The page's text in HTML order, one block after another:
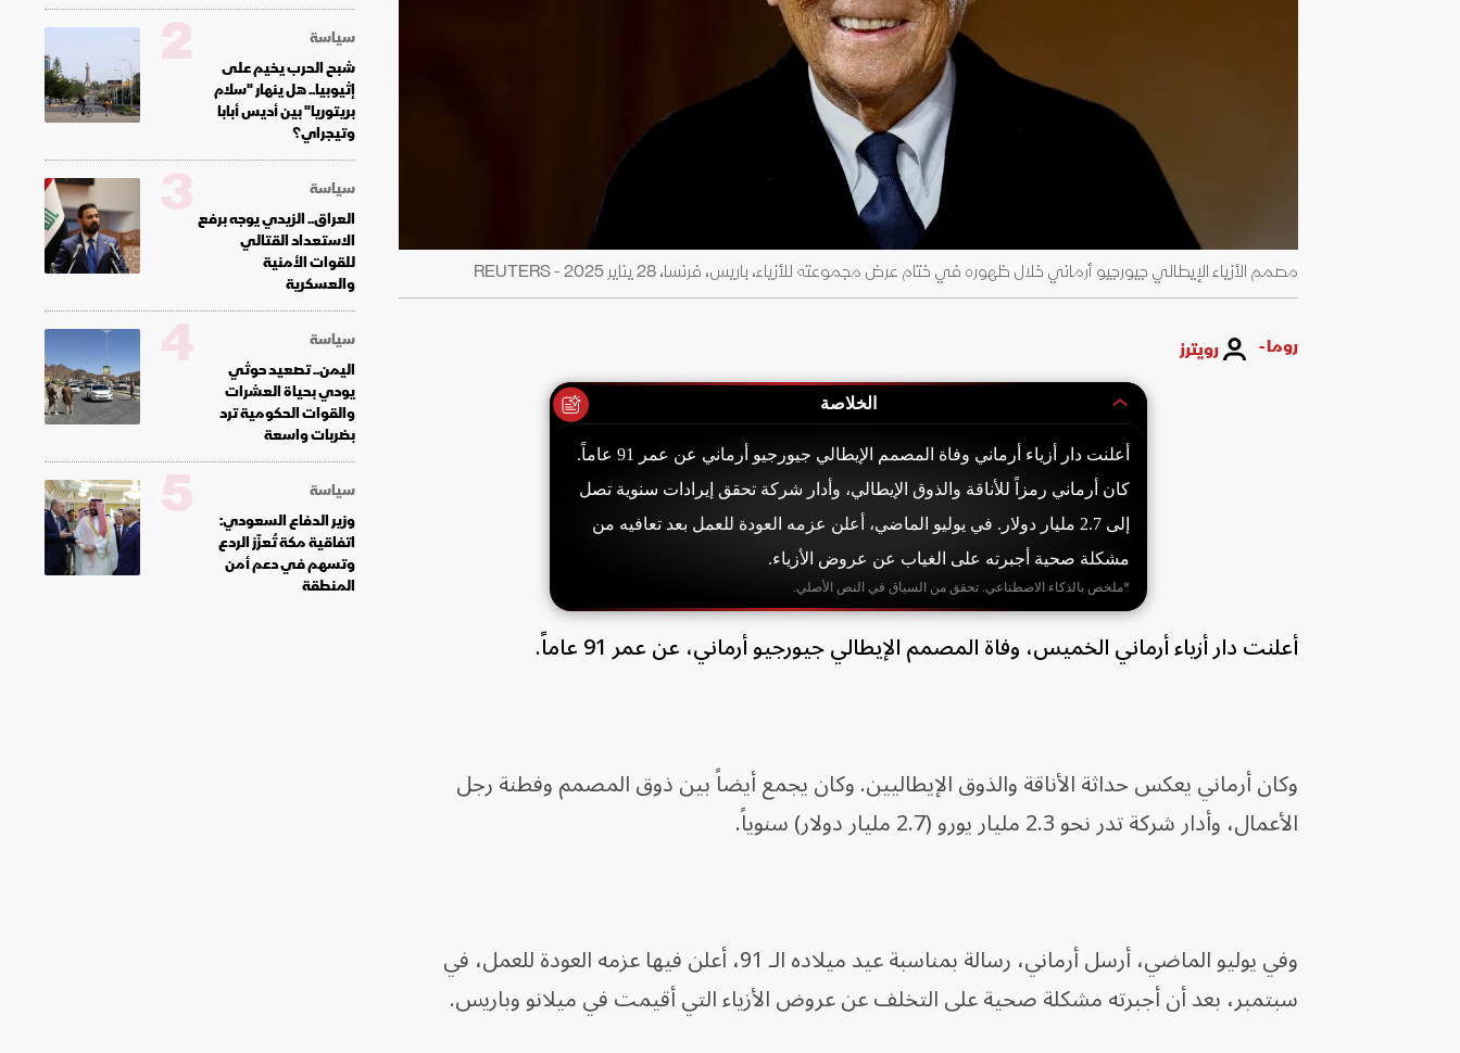
مصمم الأزياء الإيطالي جيورجيو أرماني خلال ظهوره في ختام عرض مجموعته للأزياء، باريس، فرنسا، 28 يناير 2025 - REUTERS
روما - رويترز
الخلاصة
أعلنت دار أزياء أرماني وفاة المصمم الإيطالي جيورجيو أرماني عن عمر 91 عاماً.
كان أرماني رمزاً للأناقة والذوق الإيطالي، وأدار شركة تحقق إيرادات سنوية تصل
إلى 2.7 مليار دولار. في يوليو الماضي، أعلن عزمه العودة للعمل بعد تعافيه من
مشكلة صحية أجبرته على الغياب عن عروض الأزياء.
*ملخص بالذكاء الاصطناعي. تحقق من السياق في النص الأصلي.
أعلنت دار أزياء أرماني الخميس، وفاة المصمم الإيطالي جيورجيو أرماني، عن عمر 91 عاماً.
وكان أرماني يعكس حداثة الأناقة والذوق الإيطاليين. وكان يجمع أيضاً بين ذوق المصمم وفطنة رجل
الأعمال، وأدار شركة تدر نحو 2.3 مليار يورو (2.7 مليار دولار) سنوياً.
وفي يوليو الماضي، أرسل أرماني، رسالة بمناسبة عيد ميلاده الـ 91، أعلن فيها عزمه العودة للعمل، في
سبتمبر، بعد أن أجبرته مشكلة صحية على التخلف عن عروض الأزياء التي أقيمت في ميلانو وباريس.
سياسة
شبح الحرب يخيم على
إثيوبيا.. هل ينهار "سلام
بريتوريا" بين أديس أبابا
وتيجراي؟
2
سياسة
العراق.. الزيدي يوجه برفع
الاستعداد القتالي
للقوات الأمنية
والعسكرية
3
سياسة
اليمن.. تصعيد حوثي
يودي بحياة العشرات
والقوات الحكومية ترد
بضربات واسعة
4
سياسة
وزير الدفاع السعودي:
اتفاقية مكة تُعزّز الردع
وتسهم في دعم أمن
المنطقة
5